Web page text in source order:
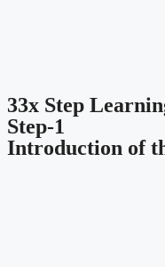
33x Step
Step-1
Introduction of